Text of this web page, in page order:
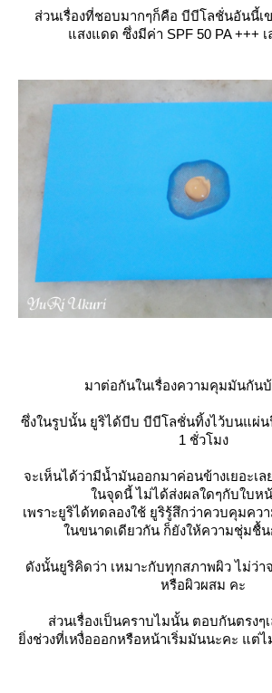
ส่วนเรื่องที่ชอบมากๆก็คือ บีบีโลชั่นอันนี้เ
สงแดด ซึ่งมีค่า SPF 50 PA +++ เ
มาต่อกันในเรื่องความคุมมันกัน
ซึ่งในรูปนั้น ยูริได้บีบ บีบีโลชั่นทิ้งไว้บนแผ่น
1 ชั่วโมง
จะเห็นได้ว่ามีน้ำมันออกมาค่อนข้างเยอะเ
นจุดนี้ ไม่ได้ส่งผลใดๆกับใบห
เพราะยูริได้ทดลองใช้ ยูริรู้สึกว่าควบคุมคว
นขนาดเดียวกัน ก็ยังให้ความชุ่มชื้
ดังนั้นยูริคิดว่า เหมาะกับทุกสภาพผิว ไม่ว่า
หรือผิวผสม คะ
ส่วนเรื่องเป็นคราบไมนั้น ตอบกันตรงๆ
งช่วงที่เหงื่อออกหรือหน้าเริ่มมันนะคะ แต่ไ